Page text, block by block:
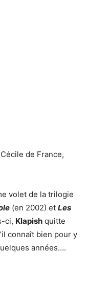
de France,
volet de la trilogie
(en 2002) et Les
ci, Klapish quitte
connaît bien pour y
années….